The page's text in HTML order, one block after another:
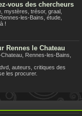
vous des chercheurs
mystères, trésor, graal,
les-Bains, étude,
!
Rennes le Chateau
Rennes-les-Bains,
auteurs, critiques des
les procurer.